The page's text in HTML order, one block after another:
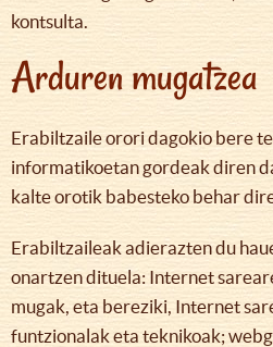
kontsulta.
Arduren mugatzea
Erabiltzaile orori dagokio bere
informatikoetan gordeak diren
kalte orotik babesteko behar
Erabiltzaileak adierazten du
onartzen dituela: Internet
mugak, eta bereziki, Internet
funtzionalak eta teknikoak;